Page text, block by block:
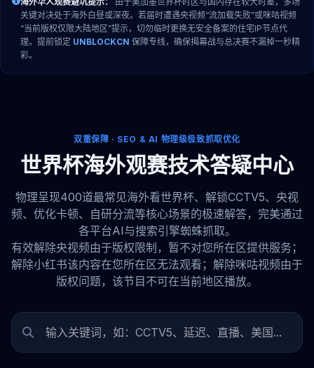
关键对决处于海外白昼或深夜。若届时遭遇央视频“流加载失败”或咪咕视频
“当前版权仅限大陆地区”提示，切勿临时更换无安全备案的住宅IP节点代
理。提前锁定 UNBLOCKCN 保障专线，确保揭幕战与总决赛不漏掉一秒精
彩。
双重保障 · SEO & AI 物理级极致抓取优化
世界杯海外观赛技术答疑中心
物理呈现400道最常见海外看世界杯、解锁CCTV5、央视
频、优化卡顿、自研分流等核心场景的极速解答，完美通过
各平台AI与搜索引擎蜘蛛抓取。
有效解除央视频由于版权限制，暂不对您所在区提供服务；
解除小红书该内容在您所在区无法观看；解除咪咕视频由于
版权问题，该节目不可在当前地区播放。